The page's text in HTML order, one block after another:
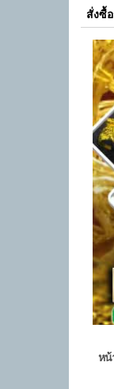
สั่งซื้
หน้